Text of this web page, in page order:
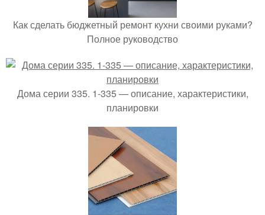
Как сделать бюджетный ремонт кухни своими руками?
Полное руководство
Дома серии 335. 1-335 — описание, характеристики,
планировки